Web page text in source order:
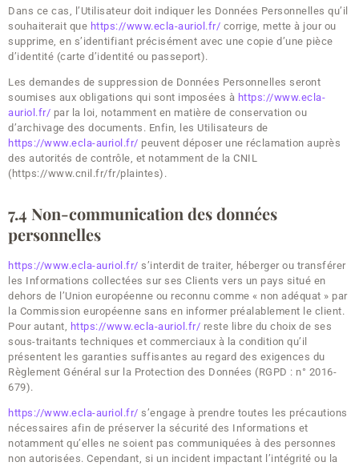
Dans ce cas, l’Utilisateur doit indiquer les Données Personnelles qu’il
souhaiterait que https://www.ecla-auriol.fr/ corrige, mette à jour ou
supprime, en s’identifiant précisément avec une copie d’une pièce
d’identité (carte d’identité ou passeport).
Les demandes de suppression de Données Personnelles seront
soumises aux obligations qui sont imposées à https://www.ecla-
auriol.fr/ par la loi, notamment en matière de conservation ou
d’archivage des documents. Enfin, les Utilisateurs de
https://www.ecla-auriol.fr/ peuvent déposer une réclamation auprès
des autorités de contrôle, et notamment de la CNIL
(https://www.cnil.fr/fr/plaintes).
7.4 Non-communication des données
personnelles
https://www.ecla-auriol.fr/ s’interdit de traiter, héberger ou transférer
les Informations collectées sur ses Clients vers un pays situé en
dehors de l’Union européenne ou reconnu comme « non adéquat » par
la Commission européenne sans en informer préalablement le client.
Pour autant, https://www.ecla-auriol.fr/ reste libre du choix de ses
sous-traitants techniques et commerciaux à la condition qu’il
présentent les garanties suffisantes au regard des exigences du
Règlement Général sur la Protection des Données (RGPD : n° 2016-
679).
https://www.ecla-auriol.fr/ s’engage à prendre toutes les précautions
nécessaires afin de préserver la sécurité des Informations et
notamment qu’elles ne soient pas communiquées à des personnes
non autorisées. Cependant, si un incident impactant l’intégrité ou la